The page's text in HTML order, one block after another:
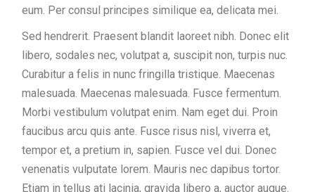
eum. Per consul principes similique ea, delicata mei.
Sed hendrerit. Praesent blandit laoreet nibh. Donec elit
libero, sodales nec, volutpat a, suscipit non, turpis nuc.
Curabitur a felis in nunc fringilla tristique. Maecenas
malesuada. Maecenas malesuada. Fusce fermentum.
Morbi vestibulum volutpat enim. Nam eget dui. Proin
faucibus arcu quis ante. Fusce risus nisl, viverra et,
tempor et, a pretium in, sapien. Fusce vel dui. Donec
venenatis vulputate lorem. Mauris nec dapibus tortor.
Etiam in tellus ati lacinia, gravida libero a, auctor augue.